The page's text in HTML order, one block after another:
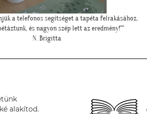
a telefonos segítséget a tapéta felrakásához,
és nagyon szép lett az eredmény!""
N. Brigitta
alakítod.